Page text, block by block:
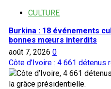
CULTURE
Burkina : 18 événements
bonnes mœurs interdits
août 7, 2026 0
Côte d’Ivoire : 4 661 détenus